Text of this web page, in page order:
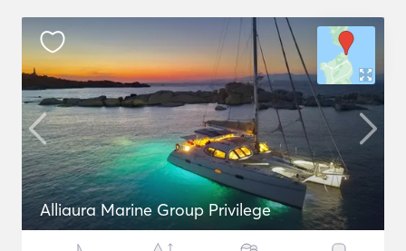
Alliaura Marine Group Privilege